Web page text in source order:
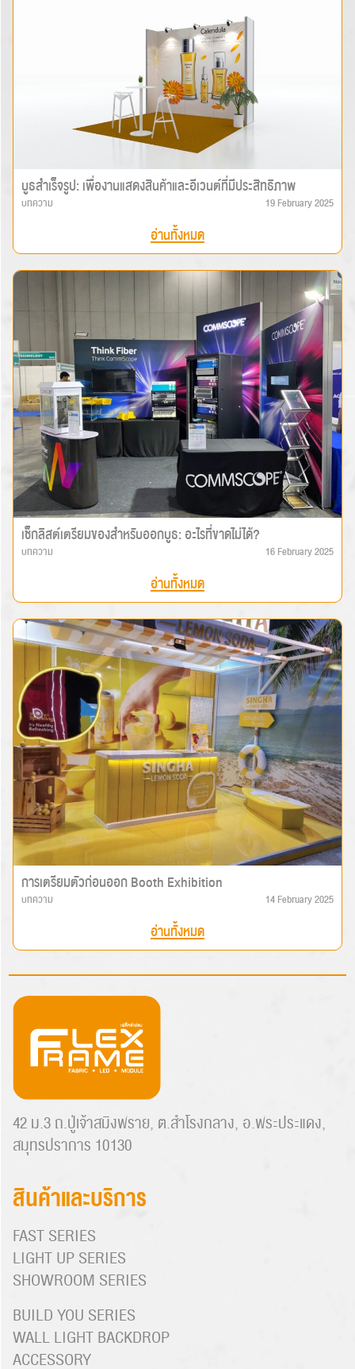
บูธสำเร็จรูป: เพื่องานแสดงสินค้าและอีเวนต์ที่มีประสิทธิภาพ
บทความ 19 February 2025
อ่านทั้งหมด
เช็กลิสต์เตรียมของสำหรับออกบูธ: อะไรที่ขาดไม่ได้?
บทความ 16 February 2025
อ่านทั้งหมด
การเตรียมตัวก่อนออก Booth Exhibition
บทความ 14 February 2025
อ่านทั้งหมด
42 ม.3 ถ.ปู่เจ้าสมิงพราย, ต.สำโรงกลาง, อ.พระประแดง,
สมุทรปราการ 10130
สินค้าและบริการ
FAST SERIES
LIGHT UP SERIES
SHOWROOM SERIES
BUILD YOU SERIES
WALL LIGHT BACKDROP
ACCESSORY